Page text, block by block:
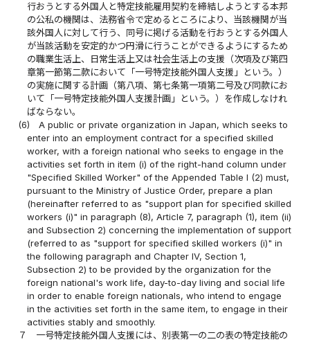
行おうとする外国人と特定技能雇用契約を締結しようとする本邦
の公私の機関は、法務省令で定めるところにより、当該機関が当
該外国人に対して行う、同号に掲げる活動を行おうとする外国人
が当該活動を安定的かつ円滑に行うことができるようにするため
の職業生活上、日常生活上又は社会生活上の支援（次項及び第四
章第一節第二款において「一号特定技能外国人支援」という。）
の実施に関する計画（第八項、第七条第一項第二号及び同款にお
いて「一号特定技能外国人支援計画」という。）を作成しなけれ
ばならない。
(6)
A public or private organization in Japan, which seeks to
enter into an employment contract for a specified skilled
worker, with a foreign national who seeks to engage in the
activities set forth in item (i) of the right-hand column under
"Specified Skilled Worker" of the Appended Table I (2) must,
pursuant to the Ministry of Justice Order, prepare a plan
(hereinafter referred to as "support plan for specified skilled
workers (i)" in paragraph (8), Article 7, paragraph (1), item (ii)
and Subsection 2) concerning the implementation of support
(referred to as "support for specified skilled workers (i)" in
the following paragraph and Chapter IV, Section 1,
Subsection 2) to be provided by the organization for the
foreign national's work life, day-to-day living and social life
in order to enable foreign nationals, who intend to engage
in the activities set forth in the same item, to engage in their
activities stably and smoothly.
７
一号特定技能外国人支援には、別表第一の二の表の特定技能の